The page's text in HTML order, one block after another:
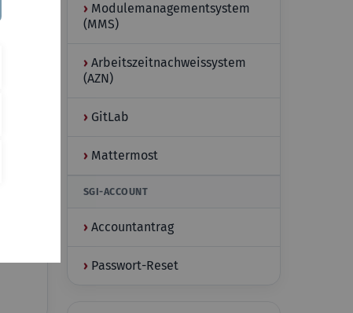
› Modulemanagementsystem
(MMS)
› Arbeitszeitnachweissystem
(AZN)
› GitLab
› Mattermost
SGI-ACCOUNT
› Accountantrag
› Passwort-Reset